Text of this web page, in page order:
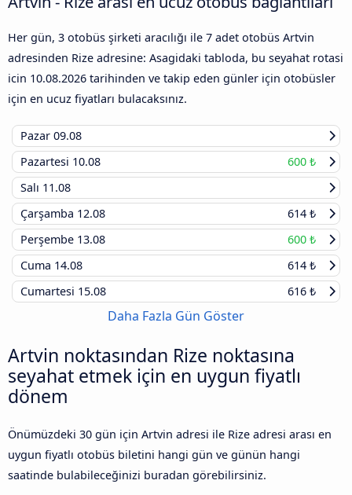
Her gün, 3 otobüs şirketi aracılığı ile 7 adet otobüs Artvin
adresinden Rize adresine: Asagidaki tabloda, bu seyahat rotasi
icin 10.08.2026 tarihinden ve takip eden günler için otobüsler
için en ucuz fiyatları bulacaksınız.
Pazar 09.08
Pazartesi 10.08
600 ₺
Salı 11.08
Çarşamba 12.08
614 ₺
Perşembe 13.08
600 ₺
Cuma 14.08
614 ₺
Cumartesi 15.08 616 ₺
Daha Fazla Gün Göster
Artvin noktasından Rize noktasına
seyahat etmek için en uygun fiyatlı
dönem
Önümüzdeki 30 gün için Artvin adresi ile Rize adresi arası en
uygun fiyatlı otobüs biletini hangi gün ve günün hangi
saatinde bulabileceğinizi buradan görebilirsiniz.